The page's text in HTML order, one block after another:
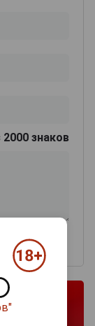
2000 знаков